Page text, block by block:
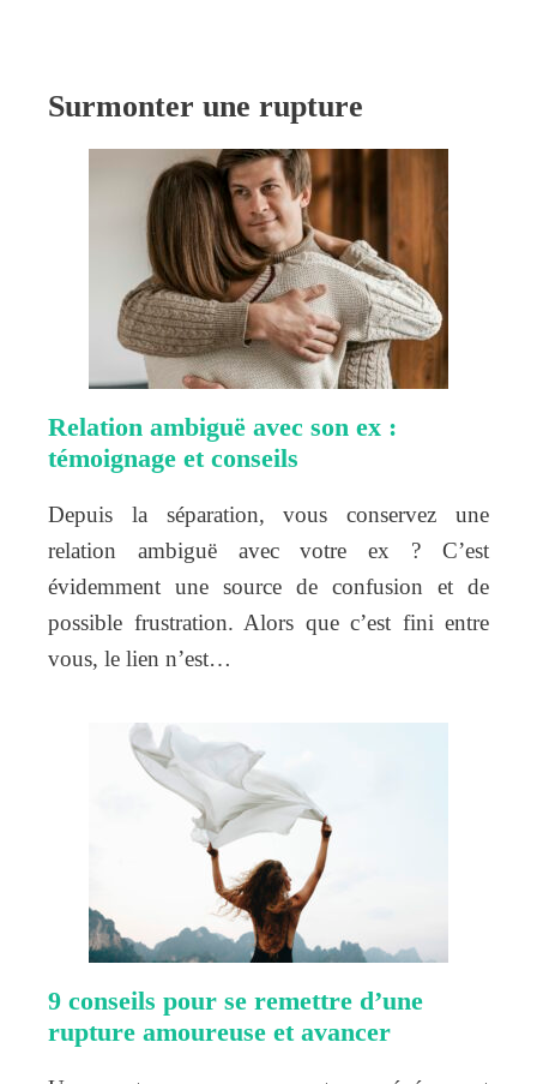
Surmonter une rupture
Relation ambiguë avec son ex :
témoignage et conseils
Depuis la séparation, vous conservez une
relation ambiguë avec votre ex ? C’est
évidemment une source de confusion et de
possible frustration. Alors que c’est fini entre
vous, le lien n’est…
9 conseils pour se remettre d’une
rupture amoureuse et avancer